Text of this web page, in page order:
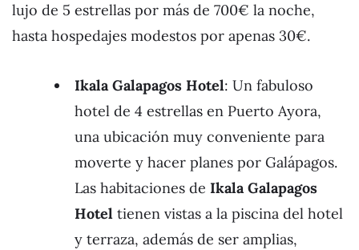
lujo de 5 estrellas por más de 700€ la noche,
hasta hospedajes modestos por apenas 30€.
Ikala Galapagos Hotel: Un fabuloso
hotel de 4 estrellas en Puerto Ayora,
una ubicación muy conveniente para
moverte y hacer planes por Galápagos.
Las habitaciones de Ikala Galapagos
Hotel tienen vistas a la piscina del hotel
y terraza, además de ser amplias,